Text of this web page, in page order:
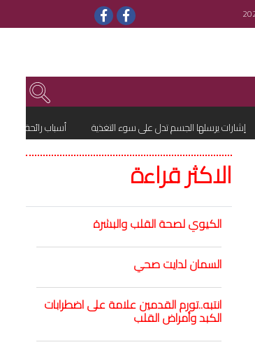
إشارات يرسلها الجسم تدل على سوء التغذية أسباب رائحة العرق
الاكثر قراءة
الكيوي لصحة القلب والبشرة
السمان لدايت صحي
انتبه..تورم القدمين علامة على اضطرابات
الكبد وأمراض القلب